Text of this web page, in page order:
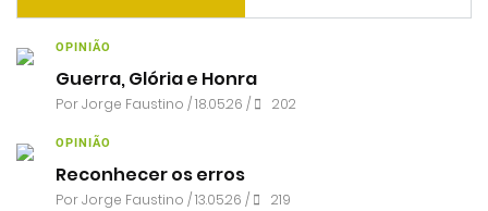
OPINIÃO
Guerra, Glória e Honra
PorJorge Faustino / 18.05.26 / 202
OPINIÃO
Reconhecer os erros
PorJorge Faustino / 13.05.26 / 219